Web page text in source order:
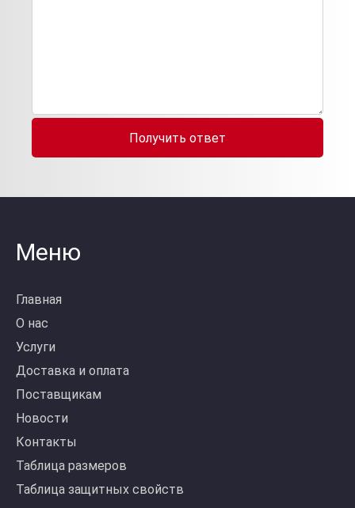
Получить ответ
Меню
Главная
О нас
Услуги
Доставка и оплата
Поставщикам
Новости
Контакты
Таблица размеров
Таблица защитных свойств